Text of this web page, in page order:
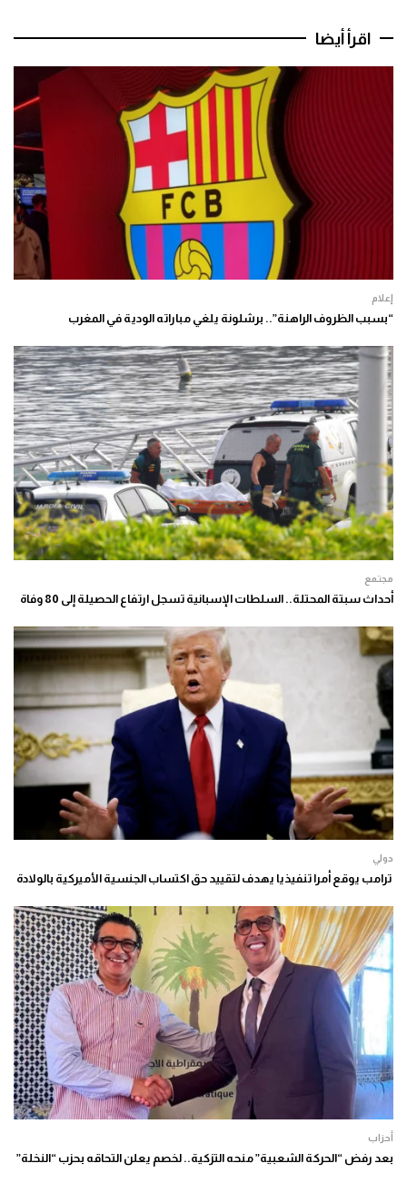
اقرأ أيضا
إعلام
“بسبب الظروف الراهنة”.. برشلونة يلغي مباراته الودية في المغرب
مجتمع
أحداث سبتة المحتلة.. السلطات الإسبانية تسجل ارتفاع الحصيلة إلى 80 وفاة
دولي
ترامب يوقع أمرا تنفيذيا يهدف لتقييد حق اكتساب الجنسية الأميركية بالولادة
أحزاب
بعد رفض “الحركة الشعبية” منحه التزكية.. لخصم يعلن التحاقه بحزب “النخلة”